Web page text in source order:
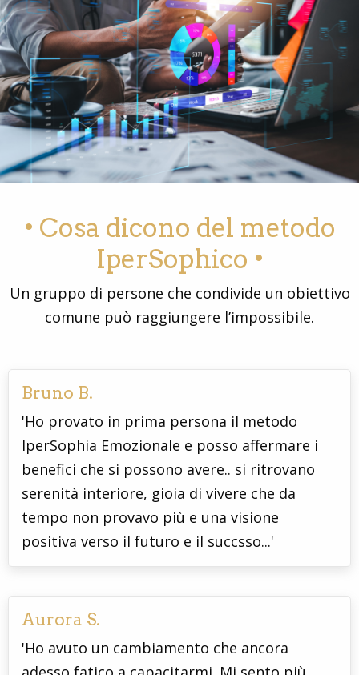
• Cosa dicono del metodo
IperSophico •
Un gruppo di persone che condivide un obiettivo
comune può raggiungere l’impossibile.
Bruno B.
'Ho provato in prima persona il metodo
IperSophia Emozionale e posso affermare i
benefici che si possono avere.. si ritrovano
serenità interiore, gioia di vivere che da
tempo non provavo più e una visione
positiva verso il futuro e il succsso...'
Aurora S.
'Ho avuto un cambiamento che ancora